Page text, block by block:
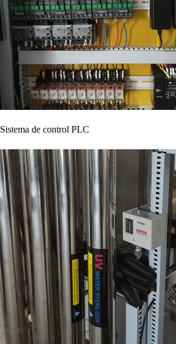
Sistema de control PLC